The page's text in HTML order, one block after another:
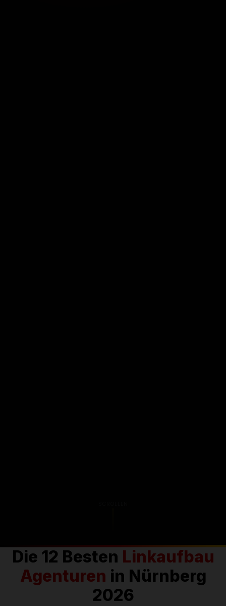
Die 12 Besten Linkaufbau
Agenturen in Nürnberg
2026